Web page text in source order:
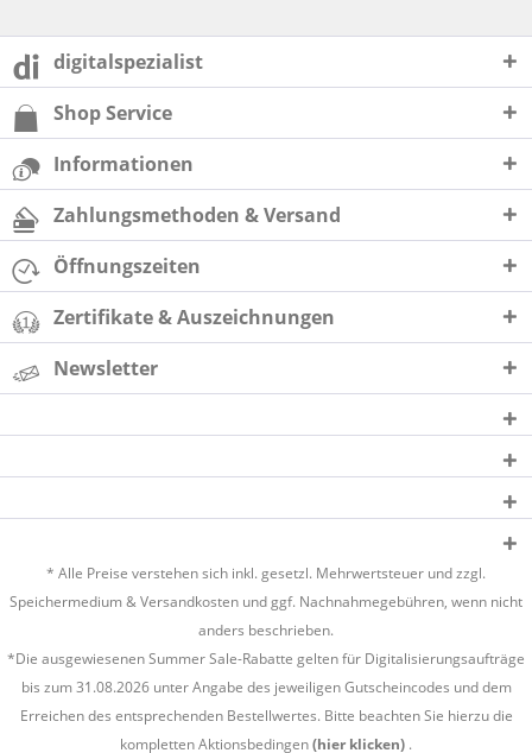
digitalspezialist
Shop Service
Informationen
Zahlungsmethoden & Versand
Öffnungszeiten
Zertifikate & Auszeichnungen
Newsletter
* Alle Preise verstehen sich inkl. gesetzl. Mehrwertsteuer und zzgl.
Speichermedium &Versandkosten und ggf. Nachnahmegebühren, wenn nicht
anders beschrieben.
*Die ausgewiesenen Summer Sale-Rabatte gelten für Digitalisierungsaufträge
bis zum 31.08.2026 unter Angabe des jeweiligen Gutscheincodes und dem
Erreichen des entsprechenden Bestellwertes. Bitte beachten Sie hierzu die
kompletten Aktionsbedingen(hier klicken) .